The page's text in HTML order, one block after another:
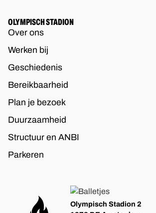
OLYMPISCH STADION
Over ons
Werken bij
Geschiedenis
Bereikbaarheid
Plan je bezoek
Duurzaamheid
Structuur en ANBI
Parkeren
Olympisch Stadion 2